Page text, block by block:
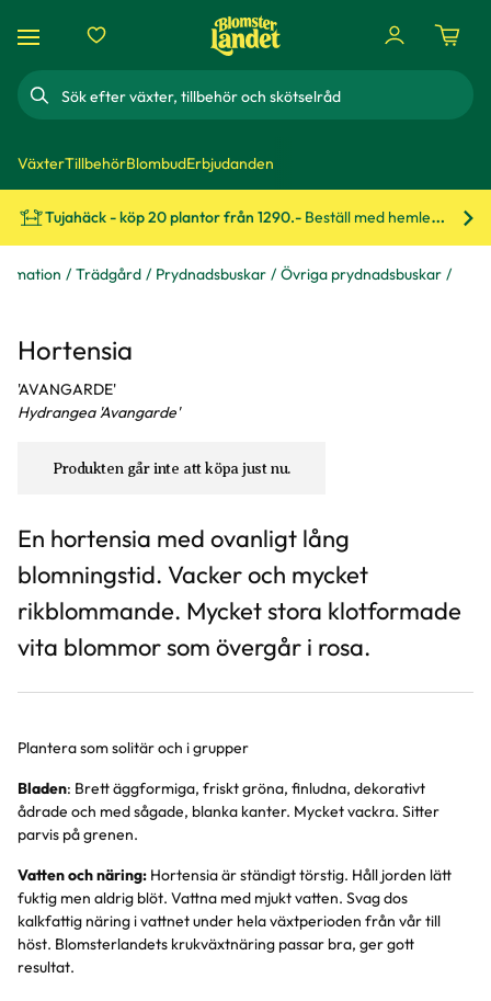
Sök
VäxterTillbehörBlombudErbjudanden
Tujahäck - köp 20 plantor från 1290.- Beställ med hemleverans!
Trädgård Prydnadsbuskar Övriga prydnadsbuskar
Hortensia
'AVANGARDE'
Hydrangea 'Avangarde'
Produkten går inte att köpa just nu.
En hortensia med ovanligt lång
blomningstid. Vacker och mycket
rikblommande. Mycket stora klotformade
vita blommor som övergår i rosa.
Plantera som solitär och i grupper
Bladen: Brett äggformiga, friskt gröna, finludna, dekorativt
ådrade och med sågade, blanka kanter. Mycket vackra. Sitter
parvis på grenen.
Vatten och näring: Hortensia är ständigt törstig. Håll jorden lätt
fuktig men aldrig blöt. Vattna med mjukt vatten. Svag dos
kalkfattig näring i vattnet under hela växtperioden från vår till
höst. Blomsterlandets krukväxtnäring passar bra, ger gott
resultat.